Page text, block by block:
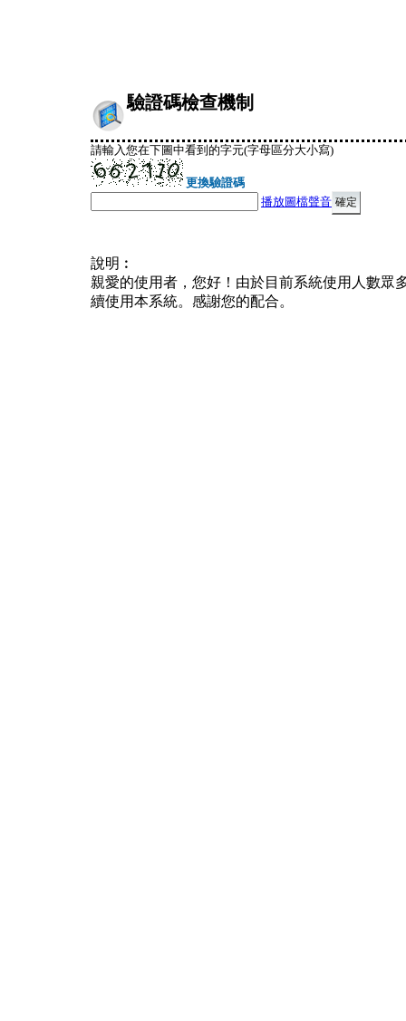
驗證碼檢查機制
請輸入您在下圖中看到的字元(字母區分大小寫)
更換驗證碼
播放圖檔聲音
說明︰
親愛的使用者，您好！由於目前系統使用人數眾
續使用本系統。感謝您的配合。